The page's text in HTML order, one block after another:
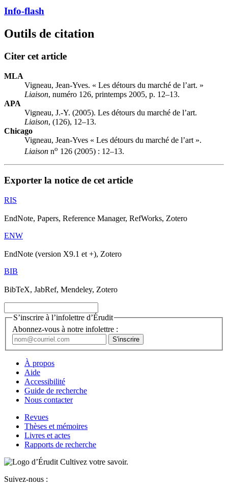
Info-flash
Outils de citation
Citer cet article
MLA
Vigneau, Jean-Yves. « Les détours du marché de l’art. »
Liaison, numéro 126, printemps 2005, p. 12–13.
APA
Vigneau, J.-Y. (2005). Les détours du marché de l’art.
Liaison, (126), 12–13.
Chicago
Vigneau, Jean-Yves « Les détours du marché de l’art ».
Liaison no 126 (2005) : 12–13.
Exporter la notice de cet article
RIS
EndNote, Papers, Reference Manager, RefWorks, Zotero
ENW
EndNote (version X9.1 et +), Zotero
BIB
BibTeX, JabRef, Mendeley, Zotero
S’inscrire à l’infolettre d’Érudit
Abonnez-vous à notre infolettre :
À propos
Aide
Accessibilité
Guide de recherche
Nous contacter
Revues
Thèses et mémoires
Livres et actes
Rapports de recherche
Cultivez votre savoir.
Suivez-nous :